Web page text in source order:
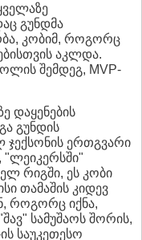
გუნდმა
კობიმ, როგორც
აკლდა.
შემდეგ, MVP-
დაყენების
გუნდის
ჯექსონის ერთგვარი
"ლეიკერსში"
რიგში, ეს კობი
თამაშის კიდევ
როგორც იქნა,
სამუშაოს შორის,
საუკეთესო